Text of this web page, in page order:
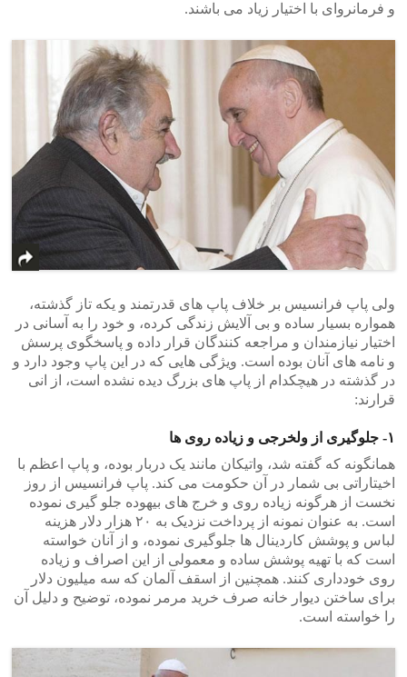
و فرمانروای با اختیار زیاد می باشند.
ولی پاپ فرانسیس بر خلاف پاپ های قدرتمند و یکه تاز گذشته،
همواره بسیار ساده و بی آلایش زندگی کرده، و خود را به آسانی در
اختیار نیازمندان و مراجعه کنندگان قرار داده و پاسخگوی پرسش
و نامه های آنان بوده است. ویژگی هایی که در این پاپ وجود دارد و
در گذشته در هیچکدام از پاپ های بزرگ دیده نشده است، از انی
قرارند:
۱- جلوگیری از ولخرجی و زیاده روی ها
همانگونه که گفته شد، واتیکان مانند یک دربار بوده، و پاپ اعظم با
اخیتاراتی بی شمار در آن حکومت می کند. پاپ فرانسیس از روز
نخست از هرگونه زیاده روی و خرج های بیهوده جلو گیری نموده
است. به عنوان نمونه از پرداخت نزدیک به ۲۰ هزار دلار هزینه
لباس و پوشش کاردینال ها جلوگیری نموده، و از آنان خواسته
است که با تهیه پوشش ساده و معمولی از این اصراف و زیاده
روی خودداری کنند. همچنین از اسقف آلمان که سه میلیون دلار
برای ساختن دیوار خانه صرف خرید مرمر نموده، توضیح و دلیل آن
را خواسته است.